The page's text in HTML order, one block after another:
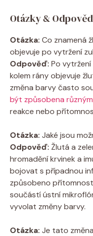
Otázky &
Otázka: Co znamená
objevuje po vytržení
Odpověď: Po vytržení
kolem rány objevuje
změna barvy často
být způsobena
reakce nebo
Otázka: Jaké jsou
Odpověď: Žlutá a
hromadění krvinek a
bojovat s případnou
způsobeno
součástí ústní
vyvolat změny barvy.
Otázka: Je tato